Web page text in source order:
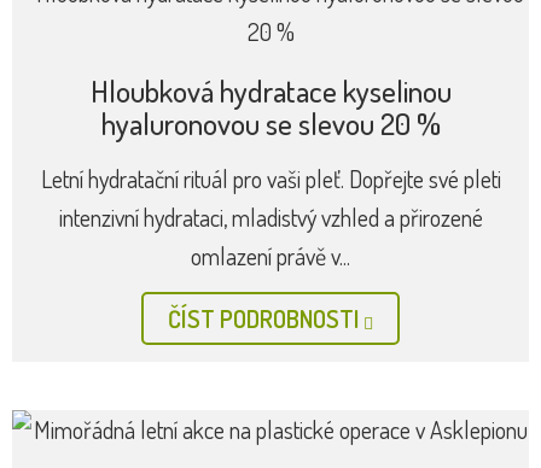
Hloubková hydratace kyselinou
hyaluronovou se slevou 20 %
Letní hydratační rituál pro vaši pleť. Dopřejte své pleti
intenzivní hydrataci, mladistvý vzhled a přirozené
omlazení právě v...
ČÍST PODROBNOSTI